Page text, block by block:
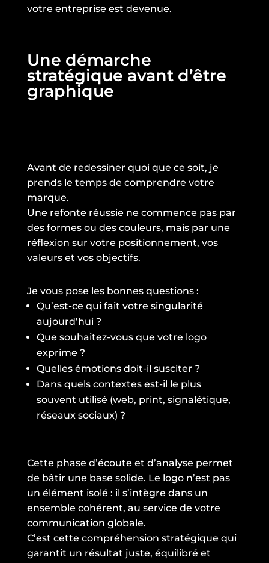
votre entreprise est devenue.
Une démarche
stratégique avant d’être
graphique
Avant de redessiner quoi que ce soit, je
prends le temps de comprendre votre
marque.
Une refonte réussie ne commence pas par
des formes ou des couleurs, mais par une
réflexion sur votre positionnement, vos
valeurs et vos objectifs.
Je vous pose les bonnes questions :
Qu’est-ce qui fait votre singularité
aujourd’hui ?
Que souhaitez-vous que votre logo
exprime ?
Quelles émotions doit-il susciter ?
Dans quels contextes est-il le plus
souvent utilisé (web, print, signalétique,
réseaux sociaux) ?
Cette phase d’écoute et d’analyse permet
de bâtir une base solide. Le logo n’est pas
un élément isolé : il s’intègre dans un
ensemble cohérent, au service de votre
communication globale.
C’est cette compréhension stratégique qui
garantit un résultat juste, équilibré et